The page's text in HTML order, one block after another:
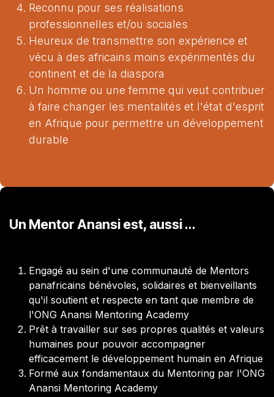
Reconnu pour ses réalisations
professionnelles et/ou sociales
Heureux de transmettre son expérience et
vécu à des africains moins expérimentés du
continent et de la diaspora
Un homme ou une femme qui veut contribuer
à faire changer les mentalités et l'état d'esprit
en Afrique pour permettre un développement
durable
Un Mentor Anansi est, aussi ...
Engagé au sein d'une communauté de Mentors
panafricains bénévoles, solidaires et bienveillants
qu'il soutient et respecte en tant que membre de
l'ONG Anansi Mentoring Academy
Prêt à travailler sur ses propres qualités et valeurs
humaines pour pouvoir accompagner
efficacement le développement humain en Afrique
Formé aux fondamentaux du Mentoring par l'ONG
Anansi Mentoring Academy